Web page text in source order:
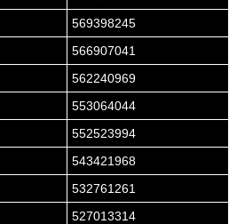
569398245
566907041
562240969
553064044
552523994
543421968
532761261
527013314